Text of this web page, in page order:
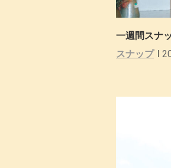
一週間スナ
スナップ